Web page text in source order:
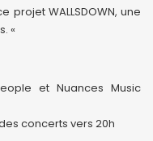
WALLSDOWN, une
«
et Nuances Music
concerts vers 20h